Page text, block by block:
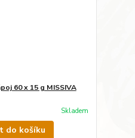
60 x 15 g MISSIVA
Skladem
do košíku